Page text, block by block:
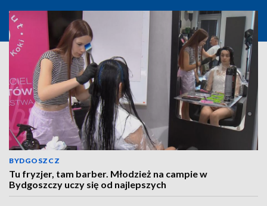
BYDGOSZCZ
Tu fryzjer, tam barber. Młodzież na campie w
Bydgoszczy uczy się od najlepszych